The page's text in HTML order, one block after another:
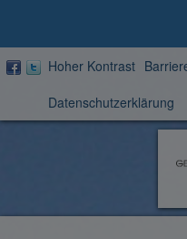
Hoher Kontrast
Datenschutzerklärung